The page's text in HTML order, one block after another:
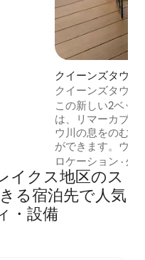
クイーンズタウン
アパート
クイーンズタウン
を一望しよう
この新しい2ベッ
は、リマーカブル
ウ川の息をのむよ
ができます。ウル
イズのベッド（
に変換可能）と柔
スを備え、快適さ
ます。モダンなア
としたレイアウト
ロケーション ·外
イクス地区のス
る宿泊先で人気
・設備